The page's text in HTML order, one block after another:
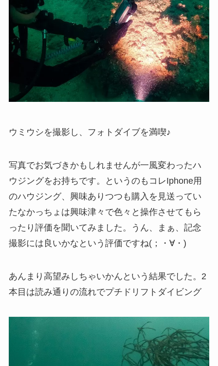
ウミウシを撮影し、フォトダイブを満喫♪
写真でお気づきかもしれませんが一風変わったハ
ウジングをお持ちです。というのもコレIphone用
のハウジング、興味ありつつも購入を見送ってい
たなかっちょは興味津々で色々と操作させてもら
ったり評価を聞いてみました。うん、まぁ、記念
撮影には良いかなという評価ですね(；・∀・)
あんまり高望みしちゃいかんという結果でした。2
本目は読み通りの流れでプチドリフトダイビング